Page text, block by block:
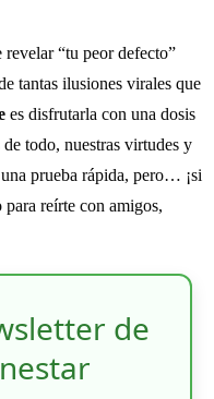
“tu peor defecto”
tantas ilusiones virales que
es disfrutarla con una dosis
todo, nuestras virtudes y
prueba rápida, pero… ¡si
reírte con amigos,
de